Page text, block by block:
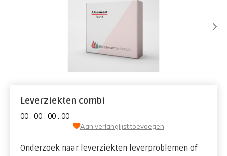
Leverziekten combi
00 : 00 : 00 : 00
Aan verlanglijst toevoegen
Onderzoek naar leverziekten leverproblemen of